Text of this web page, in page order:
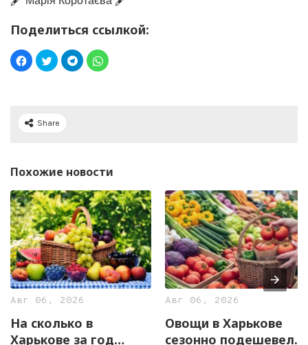
Поделиться ссылкой:
Share
Похожие новости
Авг 06, 2026
На сколько в
Харькове за год
Авг 06, 2026
Овощи в Харькове
сезонно подешевели.